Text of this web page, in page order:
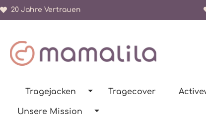
Zur Hauptnavigation springen
20 Jahre Vertrauen
Tragejacken Tragecover
Unsere Mission